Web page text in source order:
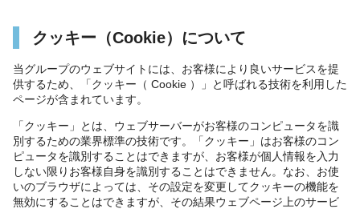
クッキー（Cookie）について
当グループのウェブサイトには、お客様により良いサービスを提
供するため、「クッキー（ Cookie ）」と呼ばれる技術を利用した
ページが含まれています。
「クッキー」とは、ウェブサーバーがお客様のコンピュータを識
別するための業界標準の技術です。「クッキー」はお客様のコン
ピュータを識別することはできますが、お客様が個人情報を入力
しない限りお客様自身を識別することはできません。なお、お使
いのブラウザによっては、その設定を変更してクッキーの機能を
無効にすることはできますが、その結果ウェブページ上のサービ